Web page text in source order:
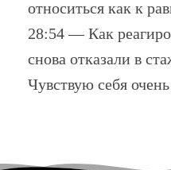
относиться как к
28:54 — Как
снова отказали в
Чувствую себя